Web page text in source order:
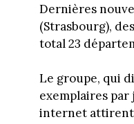
Dernières
(Strasbourg),
total 23
Le groupe, qui
exemplaires
internet attirent